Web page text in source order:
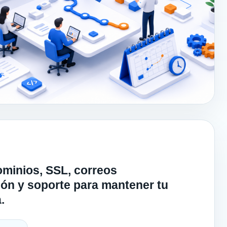
SSL, correos
y soporte para mantener tu